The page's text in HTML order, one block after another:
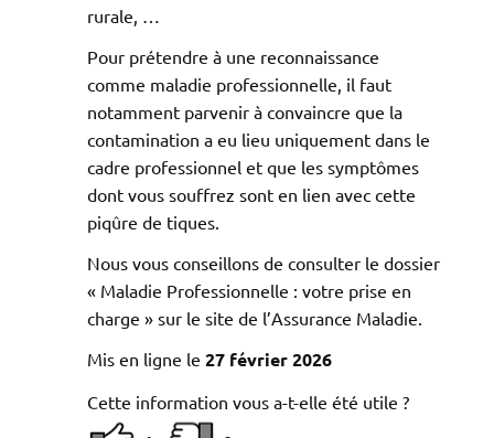
rurale, …
Pour prétendre à une reconnaissance
comme maladie professionnelle, il faut
notamment parvenir à convaincre que la
contamination a eu lieu uniquement dans le
cadre professionnel et que les symptômes
dont vous souffrez sont en lien avec cette
piqûre de tiques.
Nous vous conseillons de consulter le dossier
« Maladie Professionnelle : votre prise en
charge » sur le site de l’Assurance Maladie.
Mis en ligne le 27 février 2026
Cette information vous a-t-elle été utile ?